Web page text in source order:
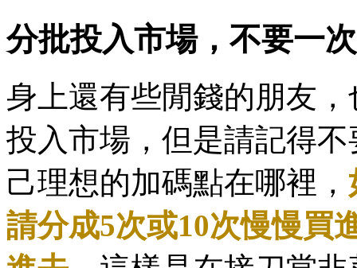
分批投入市場，不要一
身上還有些閒錢的朋友
投入市場，但是請記得
己理想的加碼點在哪裡，
請分成5次或10次慢慢買